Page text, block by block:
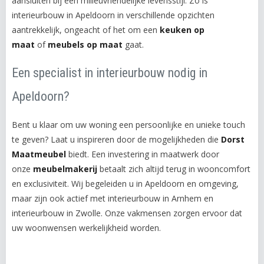
interieurbouw in Apeldoorn in verschillende opzichten
aantrekkelijk, ongeacht of het om een keuken op
maat of meubels op maat gaat.
Een specialist in interieurbouw nodig in
Apeldoorn?
Bent u klaar om uw woning een persoonlijke en unieke touch
te geven? Laat u inspireren door de mogelijkheden die Dorst
Maatmeubel biedt. Een investering in maatwerk door
onze meubelmakerij betaalt zich altijd terug in wooncomfort
en exclusiviteit. Wij begeleiden u in Apeldoorn en omgeving,
maar zijn ook actief met interieurbouw in Arnhem en
interieurbouw in Zwolle. Onze vakmensen zorgen ervoor dat
uw woonwensen werkelijkheid worden.